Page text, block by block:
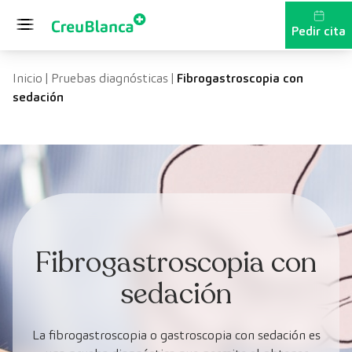
Pedir cita
Inicio | Pruebas diagnósticas| Fibrogastroscopia con
sedación
Fibrogastroscopia con
sedación
La fibrogastroscopia o gastroscopia con sedación es